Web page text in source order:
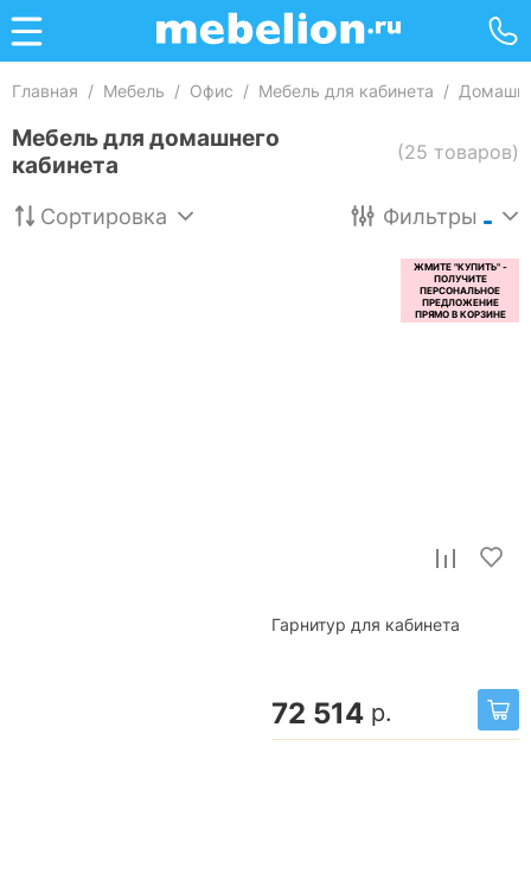
Главная / Мебель / Офис / Мебель для кабинета /
Мебель для домашнего
кабинета
(25 товаров)
Сортировка Фильтры
Гарнитур для кабинета
72 514 р.